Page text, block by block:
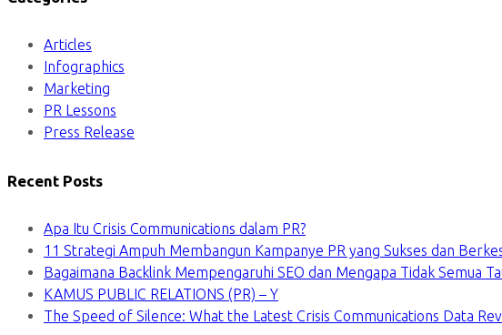
Articles
Infographics
Marketing
PR Lessons
Press Release
Recent Posts
Apa Itu Crisis Communications dalam PR?
11 Strategi Ampuh Membangun Kampanye PR yang Sukses dan
Bagaimana Backlink Mempengaruhi SEO dan Mengapa Tidak Semua
KAMUS PUBLIC RELATIONS (PR) – Y
The Speed of Silence: What the Latest Crisis Communications Data